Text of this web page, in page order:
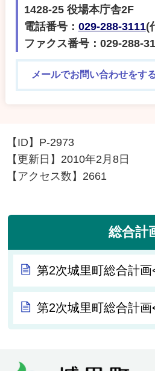
1428-25 役場本庁舎2F
電話番号： 029-288-3111(
ファクス番号：029-288-
メールでお問い合わせをす
【ID】 P-2973
【更新日】 2010年2月8日
【アクセス数】 2661
総合計
第2次城里町総合計
第2次城里町総合計